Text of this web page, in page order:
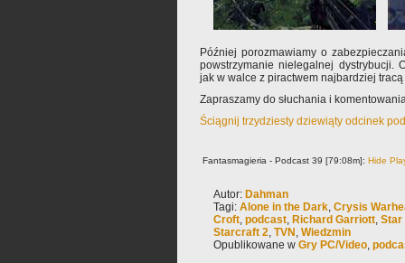
Później porozmawiamy o
powstrzymanie nielegalnej dystrybucji.
jak w walce z piractwem najbardziej
Zapraszamy do słuchania i
Ściągnij trzydziesty dziewiąty odcinek
Fantasmagieria - Podcast 39 [79:08m]: Hide
Autor: Dahman
Tagi: Alone in the Dark, Crysis
Croft, podcast, Richard Garriott, Star
Starcraft 2, TVN , Wiedzmin
Opublikowane w Gry PC/Video,